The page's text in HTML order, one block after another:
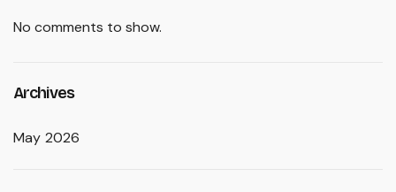
No comments to show.
Archives
May 2026